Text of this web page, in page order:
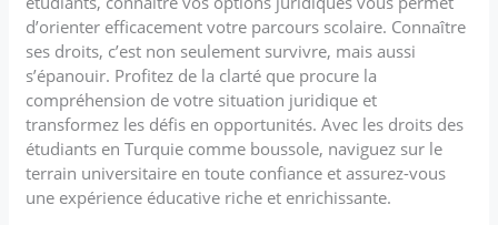
d’orienter efficacement votre parcours scolaire. Connaître
ses droits, c’est non seulement survivre, mais aussi
s’épanouir. Profitez de la clarté que procure la
compréhension de votre situation juridique et
transformez les défis en opportunités. Avec les droits des
étudiants en Turquie comme boussole, naviguez sur le
terrain universitaire en toute confiance et assurez-vous
une expérience éducative riche et enrichissante.